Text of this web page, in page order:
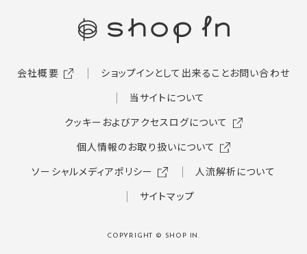
会社概要 ショップインとして出来ることお問い合わせ
当サイトについて
クッキーおよびアクセスログについて
個人情報のお取り扱いについて
ソーシャルメディアポリシー
人流解析について
サイトマップ
COPYRIGHT © SHOP IN.